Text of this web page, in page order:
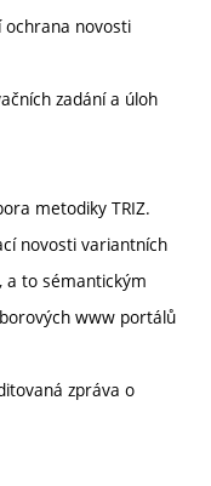
novosti
zadání a úloh
metodiky TRIZ.
novosti variantních
a to sémantickým
www portálů
zpráva o